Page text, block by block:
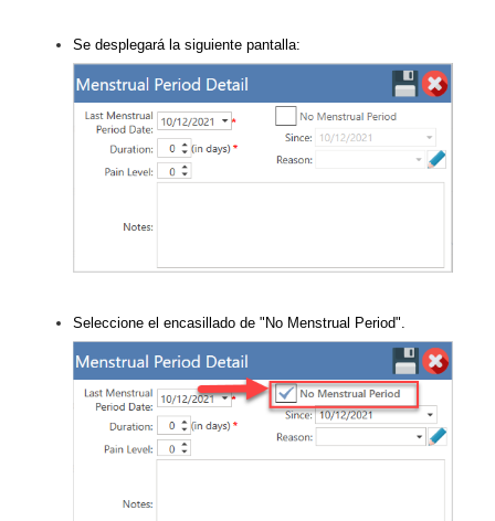
Se desplegará la siguiente pantalla:
Seleccione el encasillado de "No Menstrual Period".